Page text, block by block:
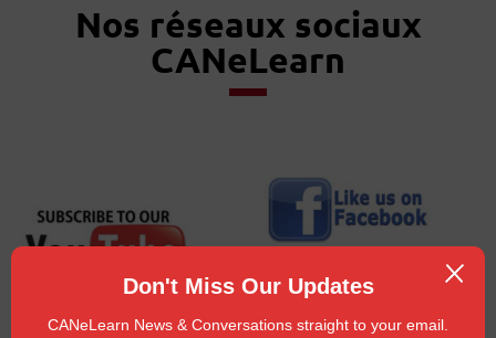
Nos réseaux sociaux
CANeLearn
Don't Miss Our Updates
CANeLearn News & Conversations straight to your email.